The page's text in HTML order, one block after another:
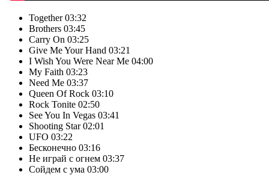
Together 03:32
Brothers 03:45
Carry On 03:25
Give Me Your Hand 03:21
I Wish You Were Near Me 04:00
My Faith 03:23
Need Me 03:37
Queen Of Rock 03:10
Rock Tonite 02:50
See You In Vegas 03:41
Shooting Star 02:01
UFO 03:22
Бесконечно 03:16
Не играй с огнем 03:37
Сойдем с ума 03:00